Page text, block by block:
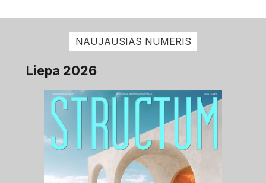
NAUJAUSIAS NUMERIS
Liepa 2026